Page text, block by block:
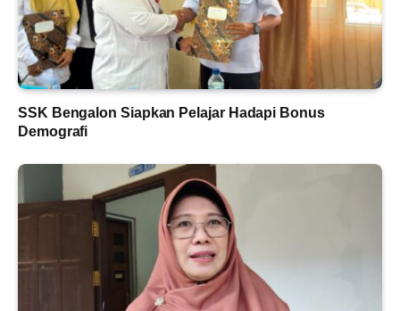
SSK Bengalon Siapkan Pelajar Hadapi Bonus
Demografi